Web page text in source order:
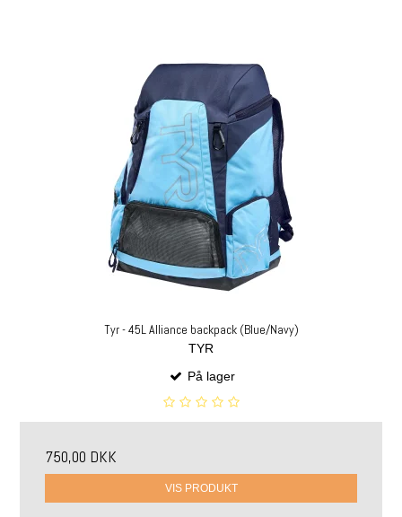
Tyr - 45L Alliance backpack (Blue/Navy)
TYR
På lager
750,00 DKK
VIS PRODUKT